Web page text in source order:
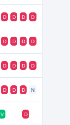
D D D D
D D D D
D D D D
D D D N
V D